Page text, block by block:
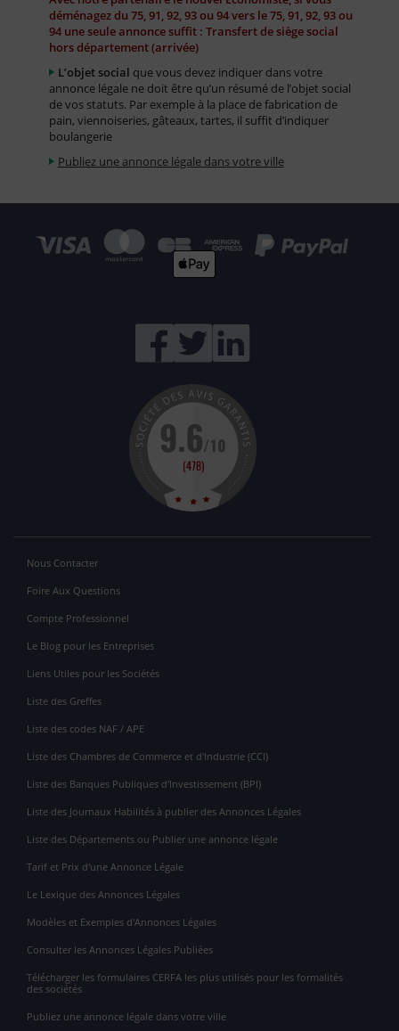
déménagez du 75, 91, 92, 93 ou 94 vers le 75, 91, 92, 93 ou
94 une seule annonce suffit : Transfert de siège social
hors département (arrivée)
L’objet social que vous devez indiquer dans votre
annonce légale ne doit être qu’un résumé de l’objet social
de vos statuts. Par exemple à la place de fabrication de
pain, viennoiseries, gâteaux, tartes, il suffit d’indiquer
boulangerie
Publiez une annonce légale dans votre ville
Nous Contacter
Foire Aux Questions
Compte Professionnel
Le Blog pour les Entreprises
Liens Utiles pour les Sociétés
Liste des Greffes
Liste des codes NAF / APE
Liste des Chambres de Commerce et d'Industrie (CCI)
Liste des Banques Publiques d'Investissement (BPI)
Liste des Journaux Habilités à publier des Annonces Légales
Liste des Départements ou Publier une annonce légale
Tarif et Prix d'une Annonce Légale
Le Lexique des Annonces Légales
Modèles et Exemples d'Annonces Légales
Consulter les Annonces Légales Publiées
Télécharger les formulaires CERFA les plus utilisés pour les formalités
des sociétés
Publiez une annonce légale dans votre ville